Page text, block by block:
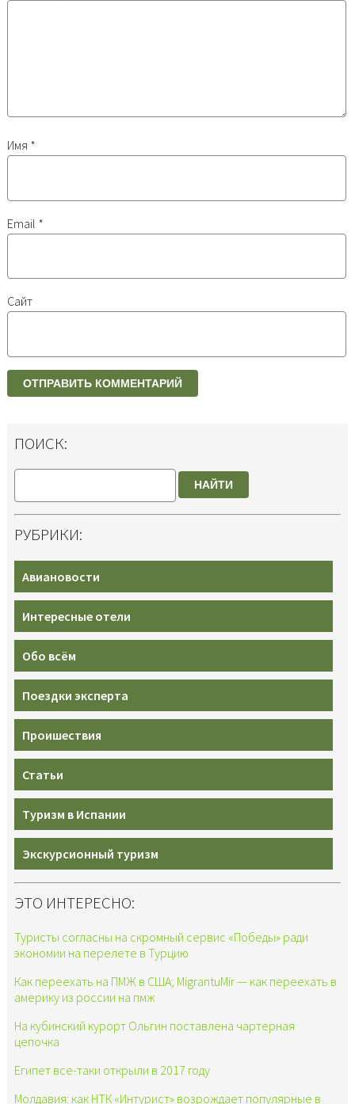
Имя *
Email *
Сайт
ПОИСК:
НАЙТИ
РУБРИКИ:
Авиановости
Интересные отели
Обо всём
Поездки эксперта
Проишествия
Статьи
Туризм в Испании
Экскурсионный туризм
ЭТО ИНТЕРЕСНО:
Туристы согласны на скромный сервис «Победы» ради
экономии на перелете в Турцию
Как переехать на ПМЖ в США; MigrantuMir — как переехать в
америку из россии на пмж
На кубинский курорт Ольгин поставлена чартерная
цепочка
Египет все-таки открыли в 2017 году
Молдавия: как НТК «Интурист» возрождает популярные в